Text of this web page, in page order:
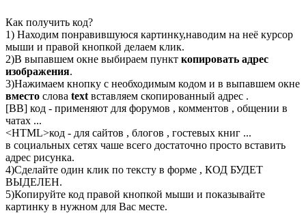
Как получить код?
1) Находим понравившуюся картинку,наводим на неё курсор
мыши и правой кнопкой делаем клик.
2)В выпавшем окне выбираем пункт копировать адрес
изображения.
3)Нажимаем кнопку с необходимым кодом и в выпавшем окне
вместо слова text вставляем скопированный адрес .
[BB] код - применяют для форумов , комментов , общении в
чатах ...
<HTML>код - для сайтов , блогов , гостевых книг ...
в социальных сетях чаше всего достаточно просто вставить
адрес рисунка.
4)Сделайте один клик по тексту в форме , КОД БУДЕТ
ВЫДЕЛЕН.
5)Копируйте код правой кнопкой мыши и показывайте
картинку в нужном для Вас месте.